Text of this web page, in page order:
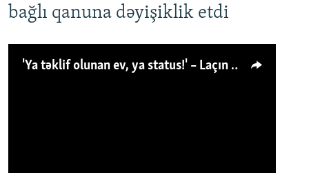
bağlı qanuna dəyişiklik etdi
'Ya təklif olunan ev, ya status!' – Laçın köçkünü: 'Laçından başqa heç hara!'